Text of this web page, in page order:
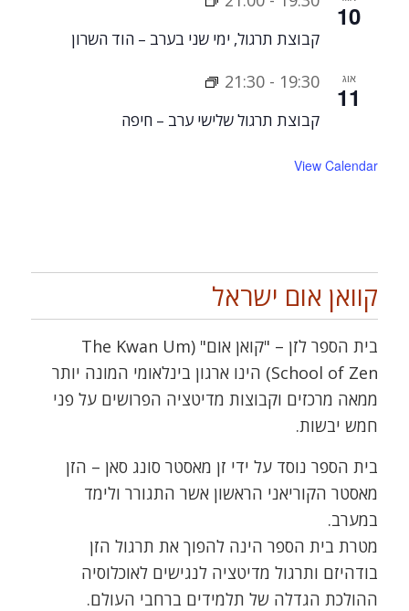
10
קבוצת תרגול, ימי שני בערב – הוד השרון
אוג
11
19:30
-
21:30
קבוצת תרגול שלישי ערב – חיפה
View Calendar
קוואן אום ישראל
בית הספר לזן – "קואן אום" (The Kwan Um
School of Zen) הינו ארגון בינלאומי המונה יותר
ממאה מרכזים וקבוצות מדיטציה הפרושים על פני
חמש יבשות.
בית הספר נוסד על ידי זן מאסטר סונג סאן – הזן
מאסטר הקוריאני הראשון אשר התגורר ולימד
במערב.
מטרת בית הספר הינה להפוך את תרגול הזן
בודהיזם ותרגול מדיטציה לנגישים לאוכלוסיה
ההולכת הגדלה של תלמידים ברחבי העולם.